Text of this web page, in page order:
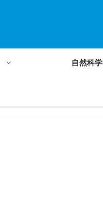
自然科学